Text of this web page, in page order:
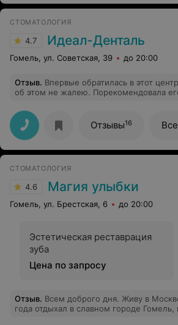
СТОМАТОЛОГИЯ
4.7 Идеал-Денталь
Гомель, ул. Советская, 39 до 20:00
Отзыв. Впервые обратилась в этот
об этом не жалею. Порекомендовала
расположение центра (недалеко от
Записалась на консультацию по
следующий день. Еще через день
Делали керамическую реставрацию
центральных резцов (виниры).
Андрущенко Алексею Николаевичу за
работу, терпение и внимание. Это
большой буквы! Хочу отметить также
работу всех сотрудников центра,
к пациентам и профессионализм. Всем огромное
Отзывы16
СТОМАТОЛОГИЯ
4.6 Магия улыбки
Гомель, ул. Брестская, 6 до 20:00
Эстетическая реставрация
зуба
Цена по запросу
Отзыв. Всем доброго дня. Живу в Москве, в конце 2015
года отдыхал в славном городе Гомель,